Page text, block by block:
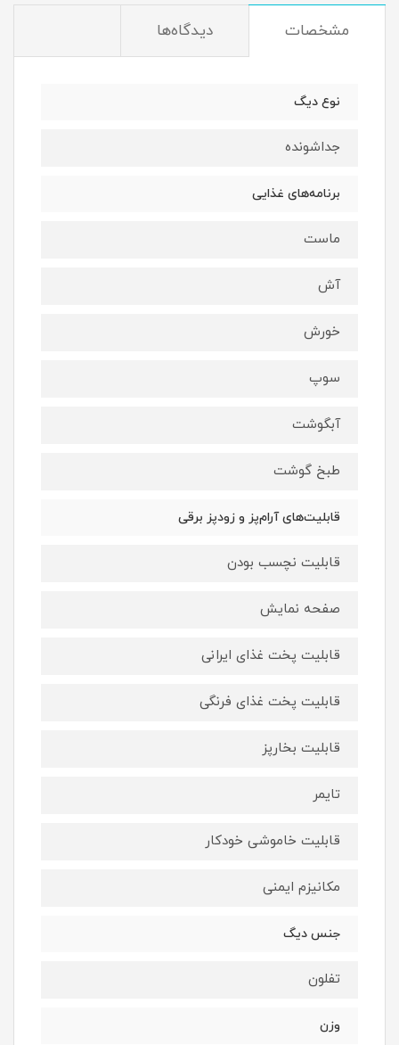
مشخصات دیدگاه‌ها
نوع دیگ
جداشونده
برنامه‌های غذایی
ماست
آش
خورش
سوپ
آبگوشت
طبخ گوشت
قابلیت‌های آرام‌پز و زودپز برقی
قابلیت نچسب بودن
صفحه ‌نمایش
قابلیت پخت غذای ایرانی
قابلیت پخت غذای فرنگی
قابلیت بخارپز
تایمر
قابلیت خاموشی خودکار
مکانیزم ایمنی
جنس دیگ
تفلون
وزن